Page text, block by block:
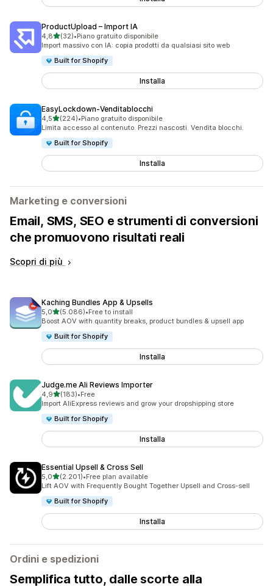
ProductUpload – Import IA
4,8stelle su 5
(32)
32 recensioni totali
•Piano gratuito disponibile
Import massivo con IA: copia prodotti da qualsiasi sito web
Built for Shopify
Installa
EasyLockdown‑Venditablocchi
4,5stelle su 5
(224)
224 recensioni totali
•Piano gratuito disponibile
Limita accesso al contenuto. Prezzi nascosti. Vendita blocchi.
Built for Shopify
Installa
Marketing e conversioni
Email, SMS, SEO e strumenti di conversioni
che promuovono risultati reali
Scopri di più
Kaching Bundles App & Upsells
5,0stelle su 5
(5.086)
5086 recensioni totali
•Free to install
Boost AOV with quantity breaks, product bundles & upsell app
Built for Shopify
Installa
Judge.me Ali Reviews Importer
4,9stelle su 5
(183)
183 recensioni totali
•Free
Import AliExpress reviews and grow your dropshipping store
Built for Shopify
Installa
Essential Upsell & Cross Sell
5,0stelle su 5
(2.201)
2201 recensioni totali
•Free plan available
Lift AOV with Frequently Bought Together Upsell and Cross-sell
Built for Shopify
Installa
Ordini e spedizioni
Semplifica tutto, dalle scorte alla